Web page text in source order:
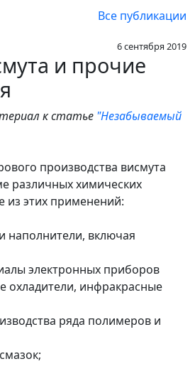
Все публикации
6 сентября 2019
и прочие
к статье "Незабываемый
производства висмута
различных химических
из этих применений:
наполнители, включая
электронных приборов
охладители, инфракрасные
ряда полимеров и